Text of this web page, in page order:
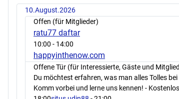
10.August.2026
Offen (für Mitglieder)
ratu77 daftar
10:00 - 14:00
happyinthenow.com
Offene Tür (für Interessierte, Gäste und
Du möchtest erfahren, was man alles Tolles
Komm vorbei und lerne uns kennen! -